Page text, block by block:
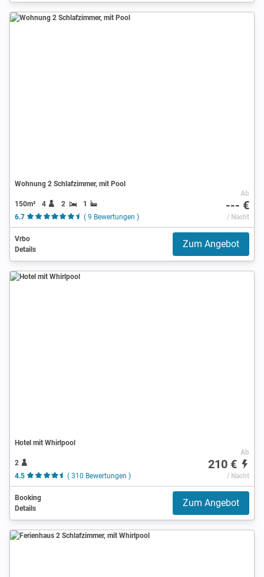
Wohnung 2 Schlafzimmer, mit Pool
150m² 4 2
1
6.7
( 9 Bewertungen )
Ab
--- €
/ Nacht
Vrbo
Details
Zum Angebot
Hotel mit Whirlpool
2
4.5
( 310 Bewertungen )
Ab
210 €
/ Nacht
Booking
Details
Zum Angebot